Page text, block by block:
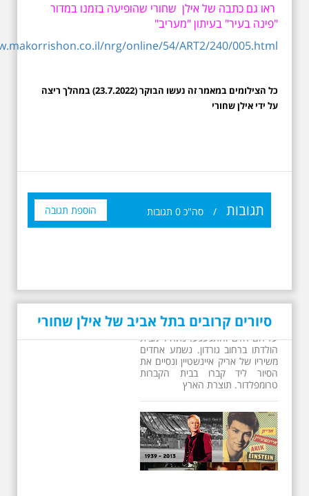
ראו גם כתבה של אילן שחורי שהופיעה בזמנו במדור
"פינה בעיר" בעיתון "מעריב"
nrg/online/54/ART2/240/005.html
כל הצילומים במאמר זה נעשו הבוקר (23.7.2022) במהלך ריצה
על ידי אילן שחורי
תגובות / סה"כ 0 תגובות הוספת תגובה
סיורים קרובים בתל אביב של אילן שחורי
26.6.2026 - שישי בבוקר
ב 10:00 אריק איינשטיין
סיור מיוחד בעקבות חייו